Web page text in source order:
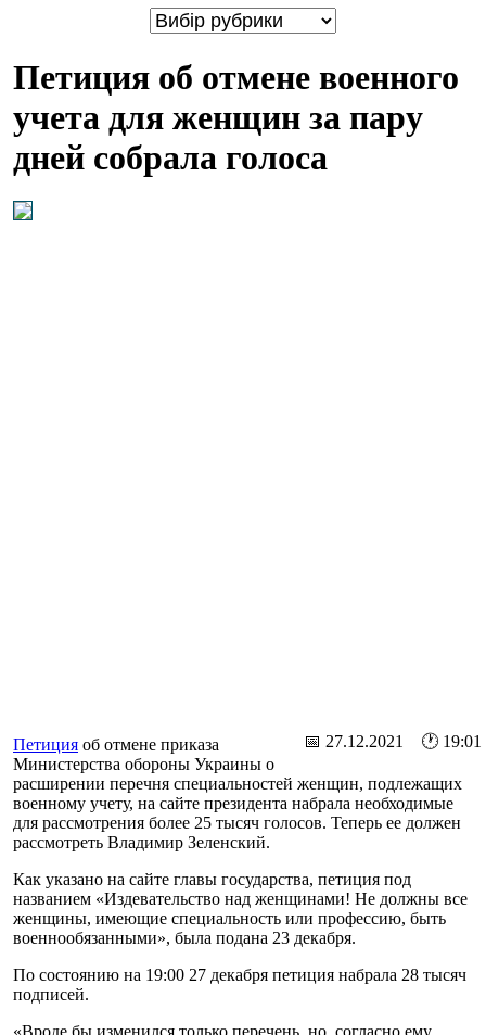
Петиция об отмене военного
учета для женщин за пару
дней собрала голоса
📅 27.12.2021 🕐 19:01
Петиция об отмене приказа
Министерства обороны Украины о
расширении перечня специальностей женщин, подлежащих
военному учету, на сайте президента набрала необходимые
для рассмотрения более 25 тысяч голосов. Теперь ее должен
рассмотреть Владимир Зеленский.
Как указано на сайте главы государства, петиция под
названием «Издевательство над женщинами! Не должны все
женщины, имеющие специальность или профессию, быть
военнообязанными», была подана ​​23 декабря.
По состоянию на 19:00 27 декабря петиция набрала 28 тысяч
подписей.
«Вроде бы изменился только перечень, но, согласно ему,